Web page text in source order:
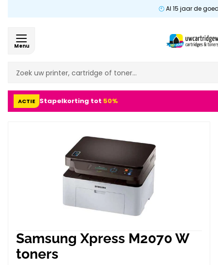
Al 15 jaar de
Menu
ACTIE Stapelkorting tot 50%
Samsung Xpress M2070 W
toners